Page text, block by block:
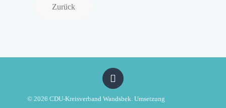
© 2026 CDU-Kreisverband Wandsbek. Umsetzung